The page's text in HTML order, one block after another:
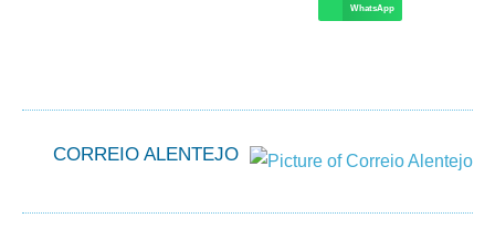
WhatsApp
CORREIO ALENTEJO